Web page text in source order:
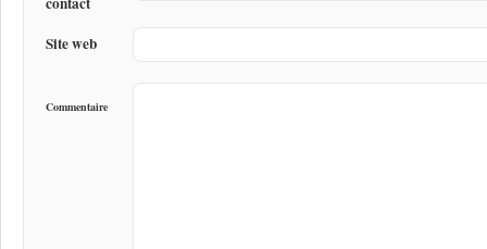
Site web
Commentaire